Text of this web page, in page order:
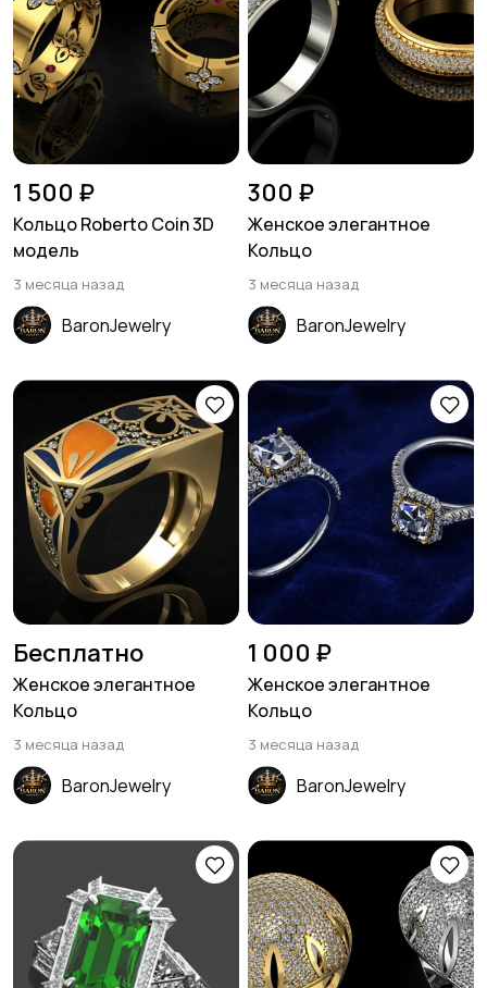
1 500 ₽
Кольцо Roberto Coin 3D
модель
3 месяца назад
BaronJewelry
300 ₽
Женское элегантное
Кольцо
3 месяца назад
BaronJewelry
Бесплатно
Женское элегантное
Кольцо
3 месяца назад
BaronJewelry
1 000 ₽
Женское элегантное
Кольцо
3 месяца назад
BaronJewelry